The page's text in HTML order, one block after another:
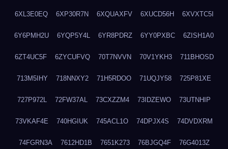
6XL3E0EQ 6XP30R7N 6XQUAXFV 6XUCD56H 6XVXTC5I
6Y6PMH2U 6YQP5Y4L 6YR8PDRZ 6YY0PXBC 6ZISH1A0
6ZT4UC5F 6ZYCUFVQ 70T7NVVN 70V1YKH3 711BHOSD
713M5IHY 718NNXY2 71H5RDOO 71UQJY58 725P81XE
727P972L 72FW37AL 73CXZZM4 73IDZEWO 73UTNHIP
73VKAF4E 740HGIUK 745ACL1O 74DPJX4S 74DVDXRM
74FGRN3A 7612HD1B 7651K273 76BJGQ4F 76G4013Z